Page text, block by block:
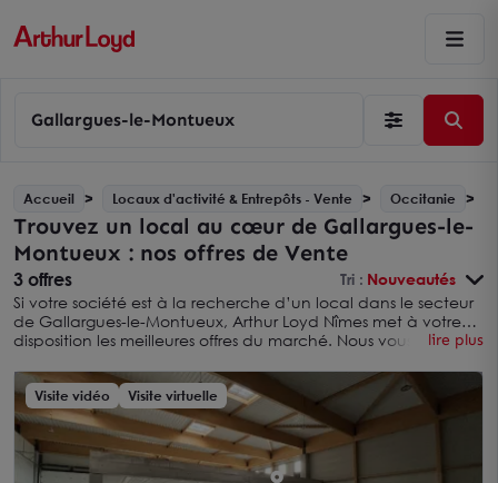
Gallargues-le-Montueux
Accueil Locaux d'activité & Entrepôts - Vente Occitanie
Trouvez un local au cœur de Gallargues-le-
Montueux : nos offres de Vente
3 offres Tri : Nouveautés
Si votre société est à la recherche d’un local dans le secteur
de Gallargues-le-Montueux, Arthur Loyd Nîmes met à votre
disposition les meilleures offres du marché. Nous vous
Vente au sein d’un secteur qui ne cesse de développer son
attractivité auprès des entreprises. Spécialiste de l’immobilier
professionnel depuis plus de 20 ans, Arthur Loyd
accompagne les sociétés – quel que soit leur secteur
d’activité, tertiaire, commercial ou industriel – dans leur
projet de Vente dans le secteur de Gallargues-le-Montueux.
lire plus
Visite vidéo Visite virtuelle